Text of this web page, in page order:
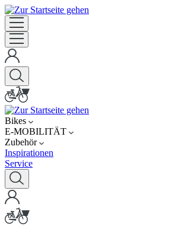
Bikes
E-MOBILITÄT
Zubehör
Inspirationen
Service